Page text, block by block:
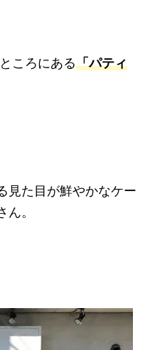
ころにある「パティ
見た目が鮮やかなケー
。